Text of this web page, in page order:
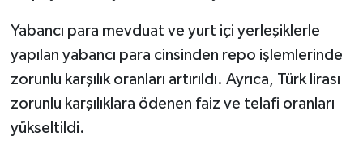
Yabancı para mevduat ve yurt içi yerleşiklerle
yapılan yabancı para cinsinden repo işlemlerinde
zorunlu karşılık oranları artırıldı. Ayrıca, Türk lirası
zorunlu karşılıklara ödenen faiz ve telafi oranları
yükseltildi.